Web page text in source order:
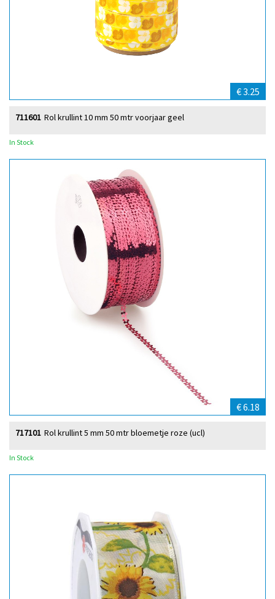
€ 3.25
Rol krullint 10 mm 50 mtr voorjaar geel
711601
In Stock
€ 6.18
Rol krullint 5 mm 50 mtr bloemetje roze (ucl)
717101
In Stock